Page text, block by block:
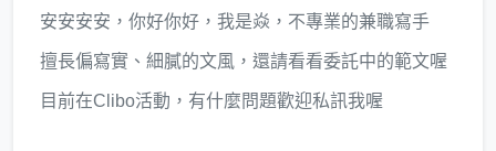
安安安安，你好你好，我是焱，不專業的兼職寫手
擅長偏寫實、細膩的文風，還請看看委託中的範文喔
目前在Clibo活動，有什麼問題歡迎私訊我喔